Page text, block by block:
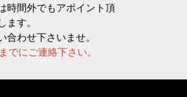
時間外でもアポイント頂
ます。
合わせ下さいませ。
でにご連絡下さい。